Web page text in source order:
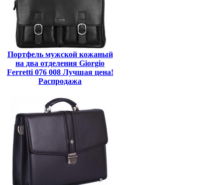
Портфель мужской кожаный
на два отделения Giorgio
Ferretti 076 008 Лучшая цена!
Распродажа